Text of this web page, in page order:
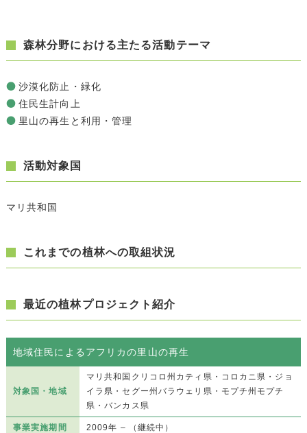
森林分野における主たる活動テーマ
沙漠化防止・緑化
住民生計向上
里山の再生と利用・管理
活動対象国
マリ共和国
これまでの植林への取組状況
最近の植林プロジェクト紹介
地域住民によるアフリカの里山の再生
対象国・地域
マリ共和国クリコロ州カティ県・コロカニ県・ジョ
イラ県・セグー州バラウェリ県・モプチ州モプチ
県・バンカス県
事業実施期間 2009年 – （継続中）